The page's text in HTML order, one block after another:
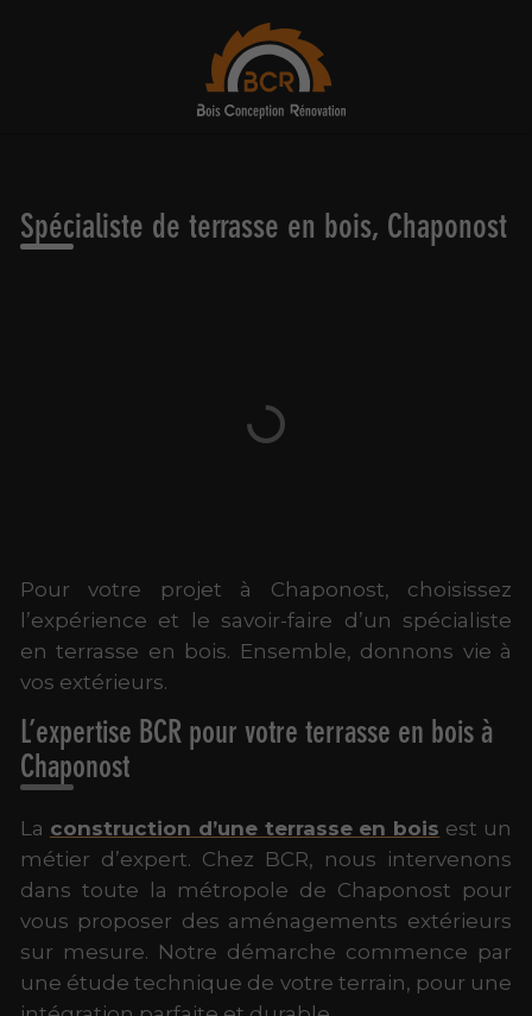
Spécialiste de terrasse en bois, Chaponost
Pour votre projet à Chaponost, choisissez
l’expérience et le savoir-faire d’un spécialiste
en terrasse en bois. Ensemble, donnons vie à
vos extérieurs.
L’expertise BCR pour votre terrasse en bois à
Chaponost
La construction d’une terrasse en bois est un
métier d’expert. Chez BCR, nous intervenons
dans toute la métropole de Chaponost pour
vous proposer des aménagements extérieurs
sur mesure. Notre démarche commence par
une étude technique de votre terrain, pour une